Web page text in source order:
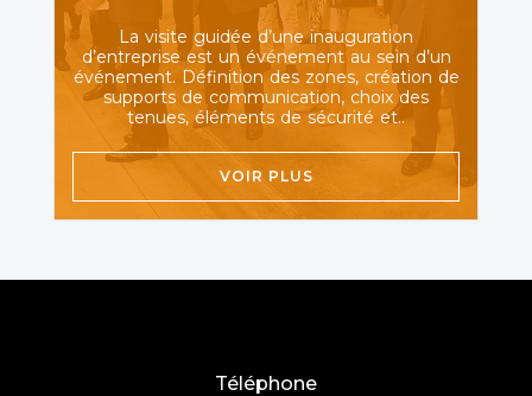
La visite guidée d’une inauguration
d’entreprise est un événement au sein d’un
événement. Définition des zones, création de
supports de communication, choix des
tenues, éléments de sécurité et..
VOIR PLUS
Téléphone